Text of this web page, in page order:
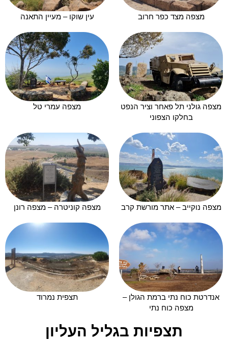
מצפה מצד כפר חרוב עין שוקו – מעיין התאנה
מצפה גולני תל פאחר וציר הנפט
בחלקו הצפוני
מצפה עמרי טל
מצפה נוקייב – אתר מורשת קרב מצפה קוניטרה – מצפה רונן
אנדרטת כוח נתי ברמת הגולן –
מצפה כוח נתי
תצפית נמרוד
תצפיות בגליל העליון